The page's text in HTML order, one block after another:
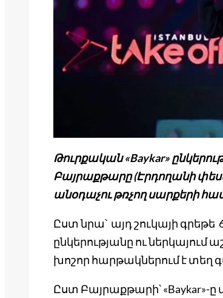
Թուրքական «Baykar»
Բայրաքթարը (Էրդողանի
անօդաչու թռչող սարքերի
Ըստ նրա՝ այդ շուկայի գրեթե
ընկերությանը ու
խոշոր հարթակներում է տեղ
Ըստ Բայրաքթարի՝ «Baykar»-